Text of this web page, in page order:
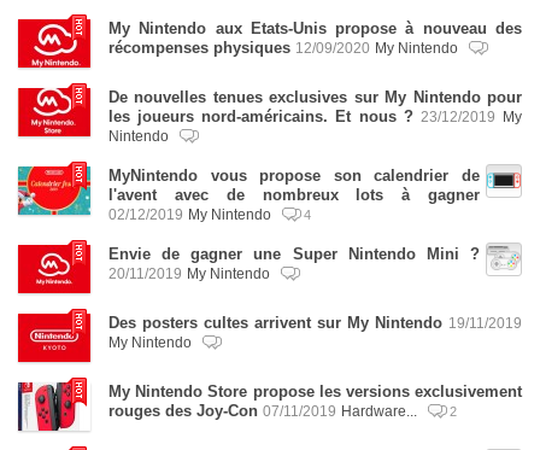
My Nintendo aux Etats-Unis propose à nouveau des
récompenses physiques 12/09/2020 My Nintendo
De nouvelles tenues exclusives sur My Nintendo pour
les joueurs nord-américains. Et nous ?
23/12/2019
My
Nintendo
MyNintendo vous propose son calendrier de
l'avent avec de nombreux lots à gagner
02/12/2019 My Nintendo 4
Envie de gagner une Super Nintendo Mini ?
20/11/2019 My Nintendo
Des posters cultes arrivent sur My Nintendo 19/11/2019
My Nintendo
My Nintendo Store propose les versions exclusivement
rouges des Joy-Con 07/11/2019 Hardware... 2